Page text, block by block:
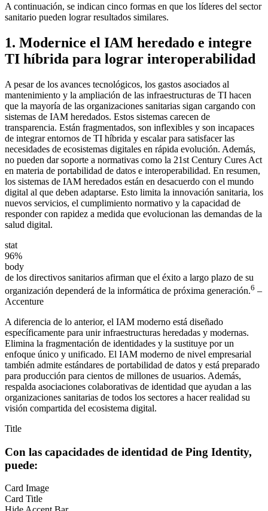
A continuación, se indican cinco formas en que los líderes del sector
sanitario pueden lograr resultados similares.
1. Modernice el IAM heredado e integre
TI híbrida para lograr interoperabilidad
A pesar de los avances tecnológicos, los gastos asociados al
mantenimiento y la ampliación de las infraestructuras de TI hacen
que la mayoría de las organizaciones sanitarias sigan cargando con
sistemas de IAM heredados. Estos sistemas carecen de
transparencia. Están fragmentados, son inflexibles y son incapaces
de integrar entornos de TI híbrida y escalar para satisfacer las
necesidades de ecosistemas digitales en rápida evolución. Además,
no pueden dar soporte a normativas como la 21st Century Cures Act
en materia de portabilidad de datos e interoperabilidad. En resumen,
los sistemas de IAM heredados están en desacuerdo con el mundo
digital al que deben adaptarse. Esto limita la innovación sanitaria, los
nuevos servicios, el cumplimiento normativo y la capacidad de
responder con rapidez a medida que evolucionan las demandas de la
salud digital.
stat
96%
body
de los directivos sanitarios afirman que el éxito a largo plazo de su
organización dependerá de la informática de próxima generación.6 –
Accenture
A diferencia de lo anterior, el IAM moderno está diseñado
específicamente para unir infraestructuras heredadas y modernas.
Elimina la fragmentación de identidades y la sustituye por un
enfoque único y unificado. El IAM moderno de nivel empresarial
también admite estándares de portabilidad de datos y está preparado
para producción para cientos de millones de usuarios. Además,
respalda asociaciones colaborativas de identidad que ayudan a las
organizaciones sanitarias de todos los sectores a hacer realidad su
visión compartida del ecosistema digital.
Title
Con las capacidades de identidad de Ping Identity,
puede:
Card Image
Card Title